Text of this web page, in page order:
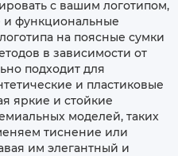
с вашим логотипом,
и функциональные
на поясные сумки
в зависимости от
подходит для
и пластиковые
яркие и стойкие
моделей, таких
тиснение или
им элегантный и